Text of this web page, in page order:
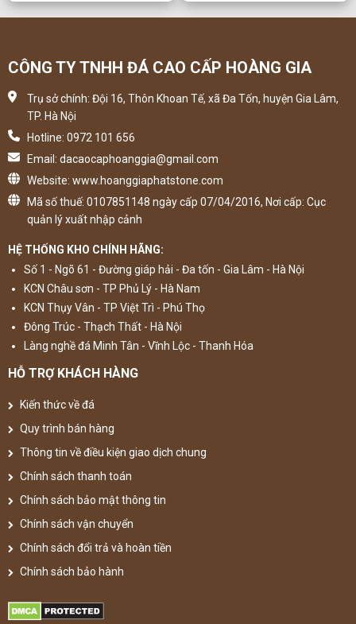
CÔNG TY TNHH ĐÁ CAO CẤP HOÀNG GIA
Trụ sở chính: Đội 16, Thôn Khoan Tế, xã Đa Tốn, huyện Gia Lâm,
TP. Hà Nội
Hotline: 0972 101 656
Email: dacaocaphoanggia@gmail.com
Website: www.hoanggiaphatstone.com
Mã số thuế: 0107851148 ngày cấp 07/04/2016, Nơi cấp: Cục
quản lý xuất nhập cảnh
HỆ THỐNG KHO CHÍNH HÃNG:
Số 1 - Ngõ 61 - Đường giáp hải - Đa tốn - Gia Lâm - Hà Nội
KCN Châu sơn - TP Phủ Lý - Hà Nam
KCN Thụy Vân - TP Việt Trì - Phú Thọ
Đông Trúc - Thạch Thất - Hà Nội
Làng nghề đá Minh Tân - Vĩnh Lộc - Thanh Hóa
HỖ TRỢ KHÁCH HÀNG
Kiến thức về đá
Quy trình bán hàng
Thông tin về điều kiện giao dịch chung
Chính sách thanh toán
Chính sách bảo mật thông tin
Chính sách vận chuyển
Chính sách đổi trả và hoàn tiền
Chính sách bảo hành